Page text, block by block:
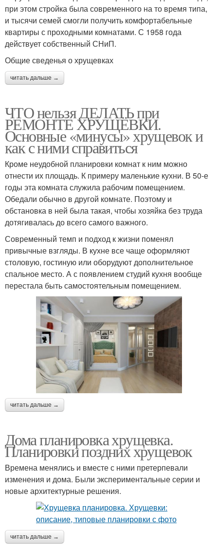
при этом стройка была современного на то время типа,
и тысячи семей смогли получить комфортабельные
квартиры с проходными комнатами. С 1958 года
действует собственный СНиП.
Общие сведенья о хрущевках
читать дальше →
ЧТО нельзя ДЕЛАТЬ при
РЕМОНТЕ ХРУЩЁВКИ.
Основные «минусы» хрущевок и
как с ними справиться
Кроме неудобной планировки комнат к ним можно
отнести их площадь. К примеру маленькие кухни. В 50-е
годы эта комната служила рабочим помещением.
Обедали обычно в другой комнате. Поэтому и
обстановка в ней была такая, чтобы хозяйка без труда
дотягивалась до всего самого важного.
Современный темп и подход к жизни поменял
привычные взгляды. В кухне все чаще оформляют
столовую, гостиную или оборудуют дополнительное
спальное место. А с появлением студий кухня вообще
перестала быть самостоятельным помещением.
читать дальше →
Дома планировка хрущевка.
Планировки поздних хрущевок
Времена менялись и вместе с ними претерпевали
изменения и дома. Были экспериментальные серии и
новые архитектурные решения.
читать дальше →